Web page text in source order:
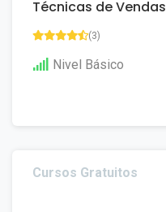
Técnicas de Vendas
(3)
Nivel Básico
Cursos Gratuitos